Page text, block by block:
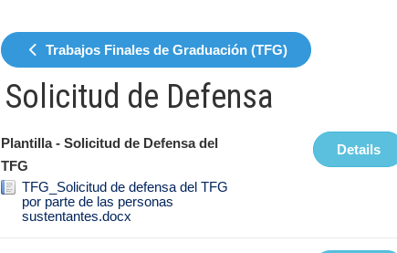
Trabajos Finales de Graduación (TFG)
Solicitud de Defensa
Plantilla - Solicitud de Defensa del
TFG
TFG_Solicitud de defensa del TFG
por parte de las personas
sustentantes.docx
Details